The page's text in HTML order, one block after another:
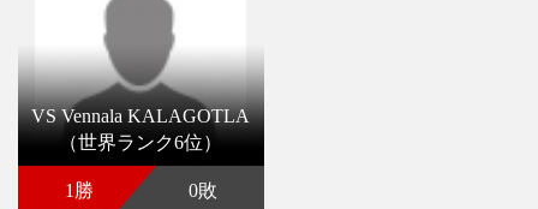
VS Vennala KALAGOTLA
（世界ランク6位）
1勝 0敗